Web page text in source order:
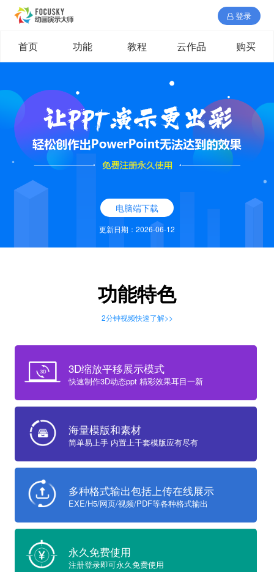
登录
首页 功能 教程 云作品 购买
电脑端下载
更新日期：2026-06-12
功能特色
2分钟视频快速了解>>
3D缩放平移展示模式
快速制作3D动态ppt 精彩效果耳目一新
海量模版和素材
简单易上手 内置上千套模版应有尽有
多种格式输出包括上传在线展示
EXE/H5/网页/视频/PDF等各种格式输出
永久免费使用
注册登录即可永久免费使用